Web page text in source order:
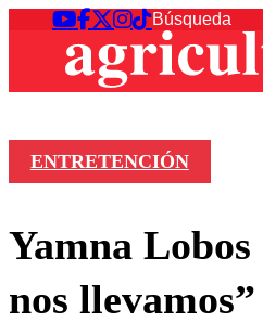
ENTRETENCIÓN
Yamna
nos llevamos”